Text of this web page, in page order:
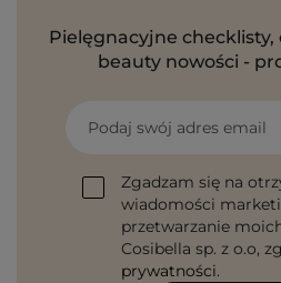
Pielęgnacyjne checklisty,
beauty nowości -
Podaj swój adres email
Zgadzam się na
wiadomości
przetwarzanie
Cosibella sp. z o.o,
prywatności.